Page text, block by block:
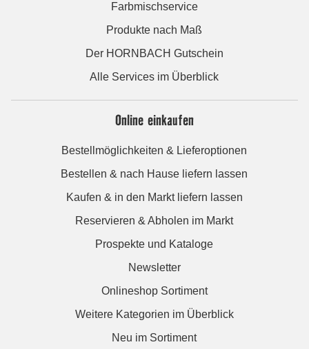
Farbmischservice
Produkte nach Maß
Der HORNBACH Gutschein
Alle Services im Überblick
Online einkaufen
Bestellmöglichkeiten & Lieferoptionen
Bestellen & nach Hause liefern lassen
Kaufen & in den Markt liefern lassen
Reservieren & Abholen im Markt
Prospekte und Kataloge
Newsletter
Onlineshop Sortiment
Weitere Kategorien im Überblick
Neu im Sortiment